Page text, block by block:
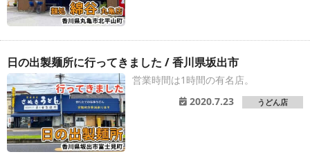
日の出製麺所に行ってきました / 香川県坂出市
営業時間は1時間の有名店。
2020.7.23
うどん店